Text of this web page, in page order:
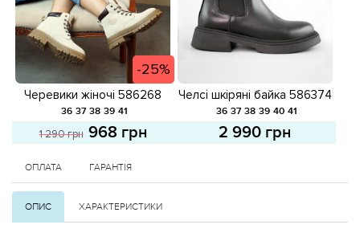
-25%
Черевики жіночі 586268
Світло-бежеві розпродаж
36 37 38 39 41
1 290 грн 968 грн
Челсі шкіряні байка 586374
Чорні
36 37 38 39 40 41
2 990 грн
ОПЛАТА ГАРАНТІЯ
ОПИС ХАРАКТЕРИСТИКИ